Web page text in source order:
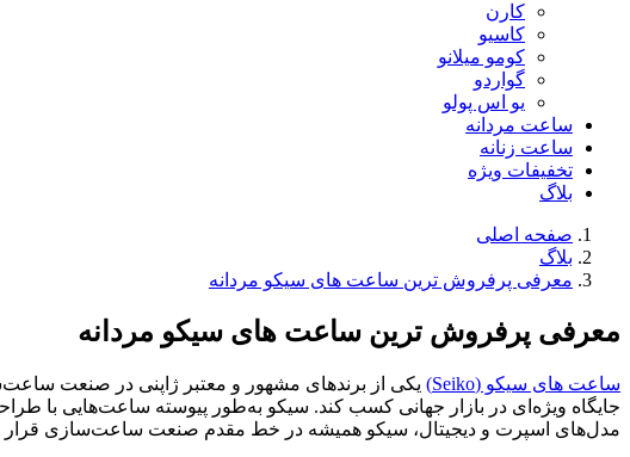
کارن
کاسیو
کومو میلانو
گواردو
یو اس پولو
ساعت مردانه
ساعت زنانه
تخفیفات ویژه
بلاگ
صفحه اصلی
بلاگ
معرفی پرفروش ترین ساعت های سیکو مردانه
معرفی پرفروش ترین ساعت های سیکو مردانه
ساعت های سیکو (Seiko)
یکی از برندهای مشهور و معتبر ژاپنی در صنعت
جایگاه ویژه‌ای در بازار جهانی کسب کند. سیکو به‌طور پیوسته ساعت‌هایی با
مدل‌های اسپرت و دیجیتال، سیکو همیشه در خط مقدم صنعت ساعت‌سازی قرار